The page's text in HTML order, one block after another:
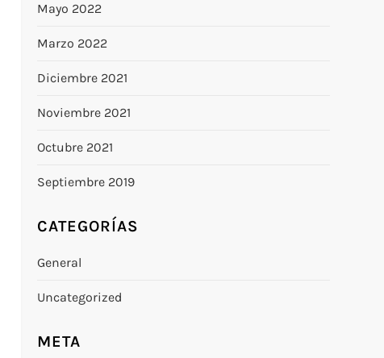
Mayo 2022
Marzo 2022
Diciembre 2021
Noviembre 2021
Octubre 2021
Septiembre 2019
CATEGORÍAS
General
Uncategorized
META